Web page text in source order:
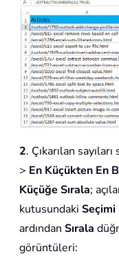
2. Çıkarılan
> En Küçükten En
Küçüğe Sırala;
kutusundaki
ardından Sırala
görüntüleri: